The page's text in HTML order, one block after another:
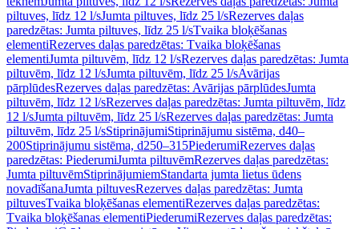
piltuves, līdz 12 l/sJumta piltuves, līdz 25 l/sRezerves daļas
paredzētas: Jumta piltuves, līdz 25 l/sTvaika bloķēšanas
elementiRezerves daļas paredzētas: Tvaika bloķēšanas
elementiJumta piltuvēm, līdz 12 l/sRezerves daļas paredzētas: Jumta
piltuvēm, līdz 12 l/sJumta piltuvēm, līdz 25 l/sAvārijas
pārplūdesRezerves daļas paredzētas: Avārijas pārplūdesJumta
piltuvēm, līdz 12 l/sRezerves daļas paredzētas: Jumta piltuvēm, līdz
12 l/sJumta piltuvēm, līdz 25 l/sRezerves daļas paredzētas: Jumta
piltuvēm, līdz 25 l/sStiprinājumiStiprinājumu sistēma, d40–
200Stiprinājumu sistēma, d250–315PiederumiRezerves daļas
paredzētas: PiederumiJumta piltuvēmRezerves daļas paredzētas:
Jumta piltuvēmStiprinājumiemStandarta jumta lietus ūdens
novadīšanaJumta piltuvesRezerves daļas paredzētas: Jumta
piltuvesTvaika bloķēšanas elementiRezerves daļas paredzētas:
Tvaika bloķēšanas elementiPiederumiRezerves daļas paredzētas: